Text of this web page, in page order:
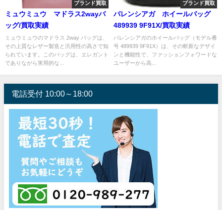
ブランド買取
ミュウミュウ マドラス2wayバ
ッグ/買取実績
ミュウミュウのマドラス 2way バッグは、
その上質なレザー製造と汎用性の高さで知
られています。このバッグは、エレガント
でありながら実用的な...
ブランド買取
バレンシアガ ホイールバッグ
489939 9F91X/買取実績
バレンシアガのホイールバッグ（モデル番
号 489939 9F91X）は、その斬新なデザイ
ンと機能性で、ファッションフォワードな
ユーザーから高...
電話受付 10:00～18:00